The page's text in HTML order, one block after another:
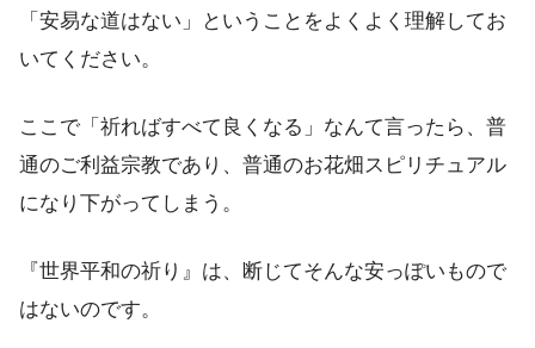
「安易な道はない」ということをよくよく理解してお
いてください。
ここで「祈ればすべて良くなる」なんて言ったら、普
通のご利益宗教であり、普通のお花畑スピリチュアル
になり下がってしまう。
『世界平和の祈り』は、断じてそんな安っぽいもので
はないのです。